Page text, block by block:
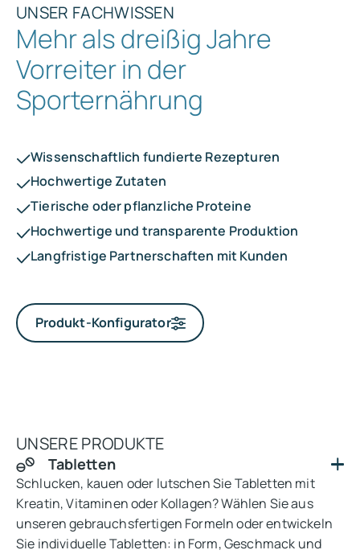
UNSER FACHWISSEN
Mehr als dreißig Jahre
Vorreiter in der
Sporternährung
Wissenschaftlich fundierte Rezepturen
Hochwertige Zutaten
Tierische oder pflanzliche Proteine
Hochwertige und transparente Produktion
Langfristige Partnerschaften mit Kunden
Produkt-Konfigurator
UNSERE PRODUKTE
Tabletten
Schlucken, kauen oder lutschen Sie Tabletten mit
Kreatin, Vitaminen oder Kollagen? Wählen Sie aus
unseren gebrauchsfertigen Formeln oder entwickeln
Sie individuelle Tabletten: in Form, Geschmack und